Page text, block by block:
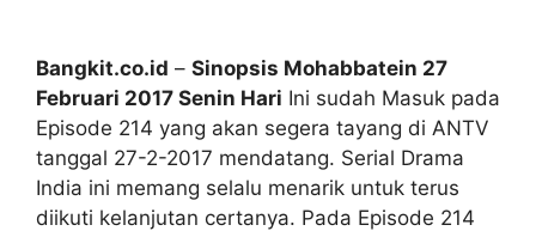
Bangkit.co.id – Sinopsis Mohabbatein 27
Februari 2017 Senin Hari Ini sudah Masuk pada
Episode 214 yang akan segera tayang di ANTV
tanggal 27-2-2017 mendatang. Serial Drama
India ini memang selalu menarik untuk terus
diikuti kelanjutan certanya. Pada Episode 214